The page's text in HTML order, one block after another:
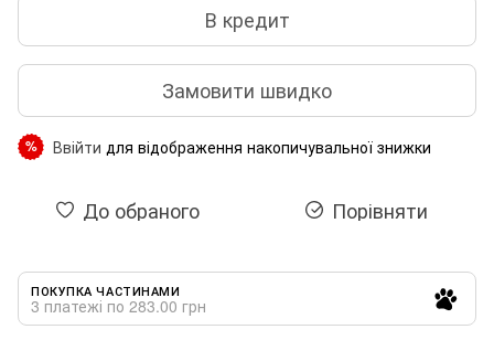
В кредит
Замовити швидко
% Ввійти для відображення накопичувальної знижки
До обраного Порівняти
ПОКУПКА ЧАСТИНАМИ
3 платежі по 283.00 грн